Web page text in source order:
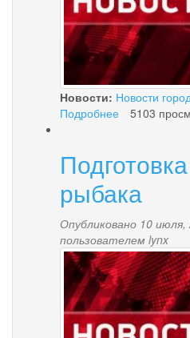
Новости: Новости
Подробнее
юных
паланцев
5103
рыбака
Опубликовано 10 июля,
пользователем lynx
news-
palana.jpg